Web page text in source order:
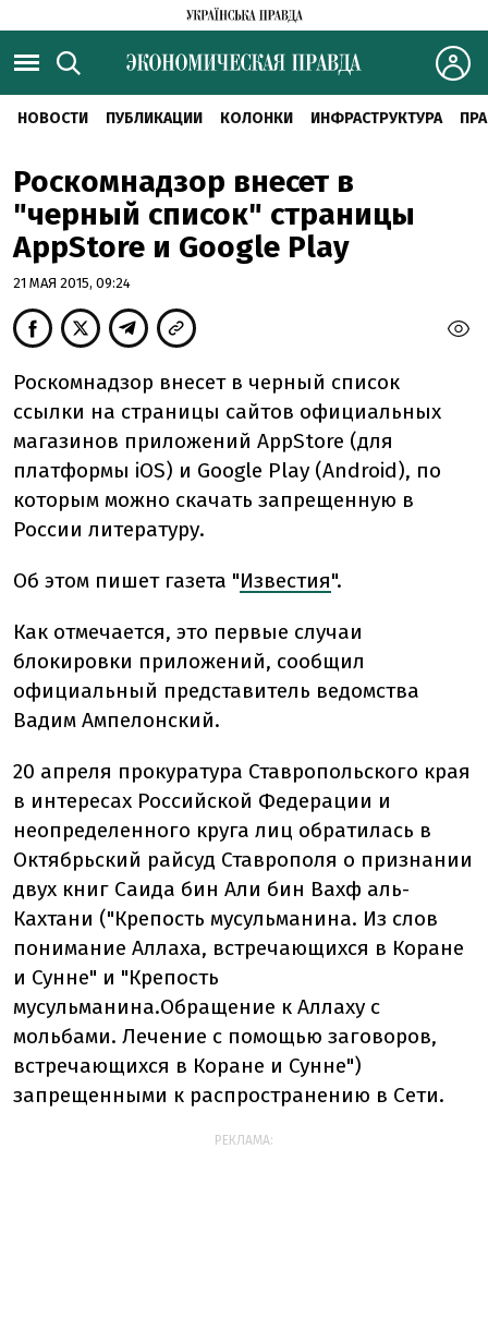
НОВОСТИ ПУБЛИКАЦИИ КОЛОНКИ ИНФРАСТРУКТУРА
Роскомнадзор внесет в
"черный список" страницы
AppStore и Google Play
21 МАЯ 2015, 09:24
Роскомнадзор внесет в черный список
ссылки на страницы сайтов официальных
магазинов приложений AppStore (для
платформы iOS) и Google Play (Android), по
которым можно скачать запрещенную в
России литературу.
Об этом пишет газета "Известия".
Как отмечается, это первые случаи
блокировки приложений, сообщил
официальный представитель ведомства
Вадим Ампелонский.
20 апреля прокуратура Ставропольского края
в интересах Российской Федерации и
неопределенного круга лиц обратилась в
Октябрьский райсуд Ставрополя о признании
двух книг Саида бин Али бин Вахф аль-
Кахтани ("Крепость мусульманина. Из слов
понимание Аллаха, встречающихся в Коране
и Сунне" и "Крепость
мусульманина.Обращение к Аллаху с
мольбами. Лечение с помощью заговоров,
встречающихся в Коране и Сунне")
запрещенными к распространению в Сети.
РЕКЛАМА: